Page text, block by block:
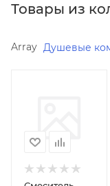
Товары из
Array Душевые
Реквизиты
Смесители
общее,
Товар,